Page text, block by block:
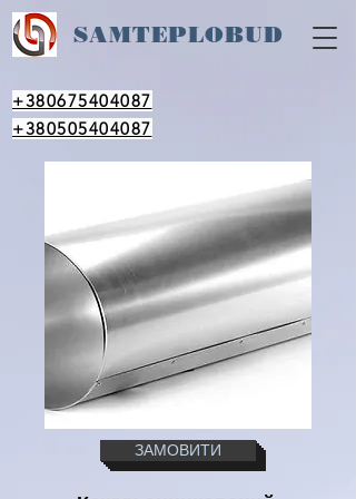
SAMTEPLOBUD
+380675404087
+380505404087
ЗАМОВИТИ